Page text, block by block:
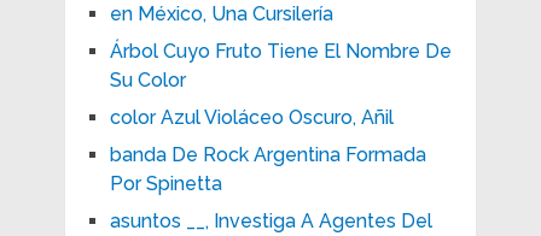
en México, Una Cursilería
Árbol Cuyo Fruto Tiene El Nombre De
Su Color
color Azul Violáceo Oscuro, Añil
banda De Rock Argentina Formada
Por Spinetta
asuntos __, Investiga A Agentes Del